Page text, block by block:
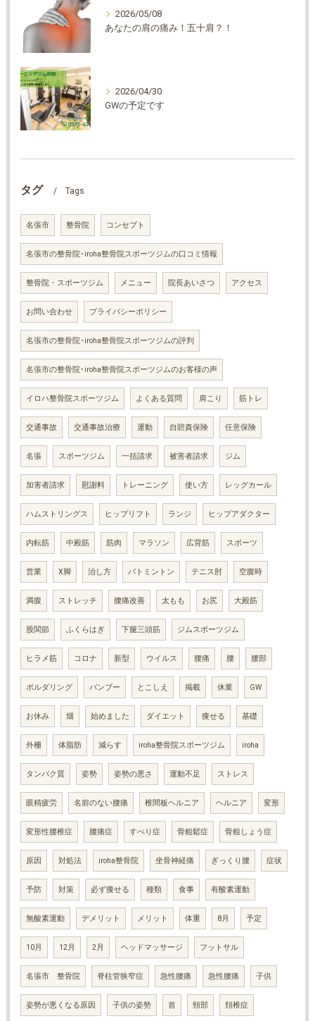
2026/05/08
あなたの肩の痛み！五十肩？！
2026/04/30
GWの予定です
タグ Tags
名張市 整骨院 コンセプト
名張市の整骨院･iroha整骨院スポーツジムの口コミ情報
整骨院・スポーツジム メニュー 院長あいさつ アクセス
お問い合わせ プライバシーポリシー
名張市の整骨院･iroha整骨院スポーツジムの評判
名張市の整骨院･iroha整骨院スポーツジムのお客様の声
イロハ整骨院スポーツジム よくある質問 肩こり 筋トレ
交通事故 交通事故治療 運動 自賠責保険 任意保険
名張 スポーツジム 一括請求 被害者請求 ジム
加害者請求 慰謝料 トレーニング 使い方 レッグカール
ハムストリングス ヒップリフト ランジ ヒップアダクター
内転筋 中殿筋 筋肉 マラソン 広背筋 スポーツ
営業 X脚 治し方 バトミントン テニス肘 空腹時
満腹 ストレッチ 腰痛改善 太もも お尻 大殿筋
股関節 ふくらはぎ 下腿三頭筋 ジムスポーツジム
ヒラメ筋 コロナ 新型 ウイルス 腰痛 腰 腰部
ボルダリング バンブー とこしえ 掲載 休業 GW
お休み 畑 始めました ダイエット 痩せる 基礎
外柵 体脂肪 減らす iroha整骨院スポーツジム iroha
タンパク質 姿勢 姿勢の悪さ 運動不足 ストレス
眼精疲労 名前のない腰痛 椎間板ヘルニア ヘルニア 変形
変形性腰椎症 腰痛症 すべり症 骨粗鬆症 骨粗しょう症
原因 対処法 iroha整骨院 坐骨神経痛 ぎっくり腰 症状
予防 対策 必ず痩せる 種類 食事 有酸素運動
無酸素運動 デメリット メリット 体重 8月 予定
10月 12月 2月 ヘッドマッサージ フットサル
名張市 整骨院 脊柱管狭窄症 急性腰痛 急性腰痛 子供
姿勢が悪くなる原因 子供の姿勢 首 頸部 頚椎症